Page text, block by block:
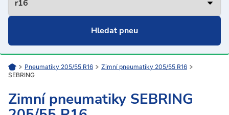
Pneumatiky 205/55 R16
Zimní pneumatiky 205/55 R16
SEBRING
Zimní pneumatiky SEBRING